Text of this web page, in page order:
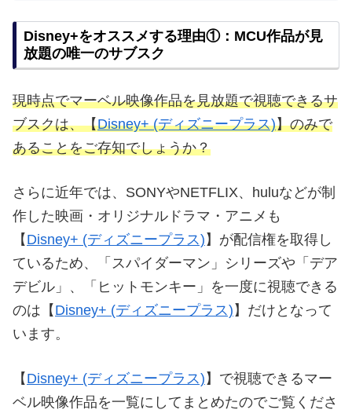
Disney+をオススメする理由①：MCU作品が見
放題の唯一のサブスク
現時点でマーベル映像作品を見放題で視聴できるサ
ブスクは、【Disney+ (ディズニープラス)】のみで
あることをご存知でしょうか？
さらに近年では、SONYやNETFLIX、huluなどが制
作した映画・オリジナルドラマ・アニメも
【 Disney+ (ディズニープラス) 】が配信権を取得し
ているため、「スパイダーマン」シリーズや「デア
デビル」、「ヒットモンキー」を一度に視聴できる
のは【 Disney+ (ディズニープラス) 】だけとなって
います。
【 Disney+ (ディズニープラス) 】で視聴できるマー
ベル映像作品を一覧にしてまとめたのでご覧くださ